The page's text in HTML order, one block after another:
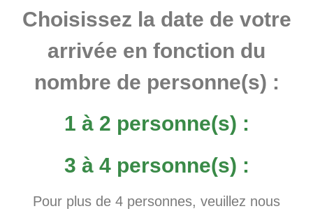
Choisissez la date de votre
arrivée en fonction du
nombre de personne(s) :
1 à 2 personne(s) :
3 à 4 personne(s) :
Pour plus de 4 personnes, veuillez nous